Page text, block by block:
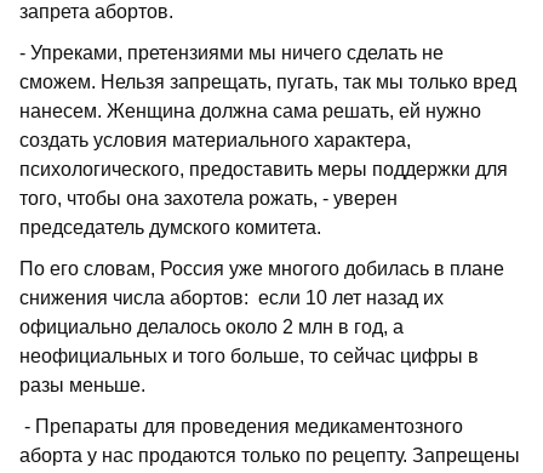
запрета абортов.
- Упреками, претензиями мы ничего сделать не
сможем. Нельзя запрещать, пугать, так мы только вред
нанесем. Женщина должна сама решать, ей нужно
создать условия материального характера,
психологического, предоставить меры поддержки для
того, чтобы она захотела рожать, - уверен
председатель думского комитета.
По его словам, Россия уже многого добилась в плане
снижения числа абортов: если 10 лет назад их
официально делалось около 2 млн в год, а
неофициальных и того больше, то сейчас цифры в
разы меньше.
- Препараты для проведения медикаментозного
аборта у нас продаются только по рецепту. Запрещены